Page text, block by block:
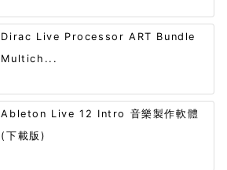
Dirac Live Processor ART Bundle
Multich...
Ableton Live 12 Intro 音樂製作軟體
(下載版)